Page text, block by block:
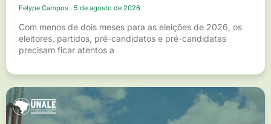
Felype Campos 5 de agosto de 2026
Com menos de dois meses para as eleições de 2026, os
eleitores, partidos, pré-candidatos e pré-candidatas
precisam ficar atentos a